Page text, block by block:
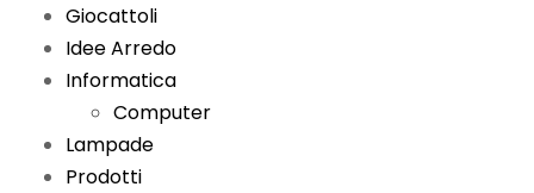
Giocattoli
Idee Arredo
Informatica
Computer
Lampade
Prodotti